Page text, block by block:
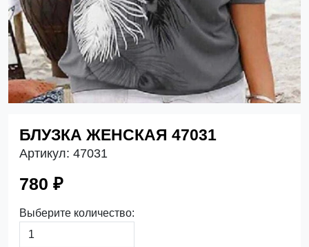
БЛУЗКА ЖЕНСКАЯ 47031
Артикул: 47031
780 ₽
Выберите количество: